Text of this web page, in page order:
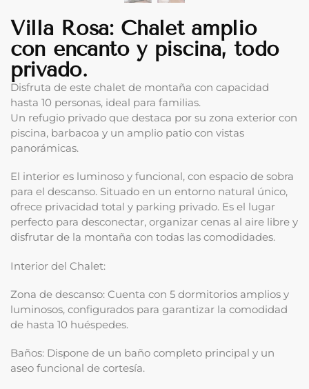
Villa Rosa: Chalet amplio
con encanto y piscina, todo
privado.
Disfruta de este chalet de montaña con capacidad
hasta 10 personas, ideal para familias.
Un refugio privado que destaca por su zona exterior con
piscina, barbacoa y un amplio patio con vistas
panorámicas.
El interior es luminoso y funcional, con espacio de sobra
para el descanso. Situado en un entorno natural único,
ofrece privacidad total y parking privado. Es el lugar
perfecto para desconectar, organizar cenas al aire libre y
disfrutar de la montaña con todas las comodidades.
Interior del Chalet:
Zona de descanso: Cuenta con 5 dormitorios amplios y
luminosos, configurados para garantizar la comodidad
de hasta 10 huéspedes.
Baños: Dispone de un baño completo principal y un
aseo funcional de cortesía.